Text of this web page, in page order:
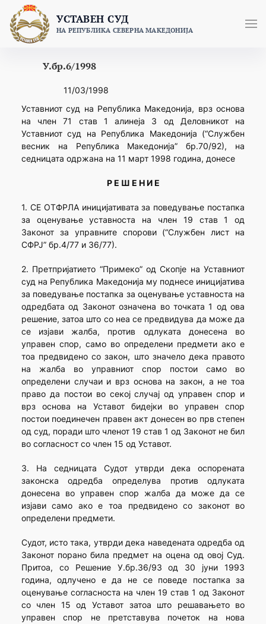
content
УСТАВЕН СУД
НА РЕПУБЛИКА СЕВЕРНА МАКЕДОНИЈА
У.бр.6/1998
11/03/1998
Уставниот суд на Република Македонија, врз основа
на член 71 став 1 алинеја 3 од Деловникот на
Уставниот суд на Република Македонија (“Службен
весник на Република Македонија” бр.70/92), на
седницата одржана на 11 март 1998 година, донесе
Р Е Ш Е Н И Е
1. СЕ ОТФРЛА иницијативата за поведување постапка
за оценување уставноста на член 19 став 1 од
Законот за управните спорови (“Службен лист на
СФРЈ” бр.4/77 и 36/77).
2. Претпријатието “Примеко” од Скопје на Уставниот
суд на Република Македонија му поднесе иницијатива
за поведување постапка за оценување уставноста на
одредбата од Законот означена во точката 1 од ова
решение, затоа што со неа се предвидува да може да
се изјави жалба, против одлуката донесена во
управен спор, само во определени предмети ако е
тоа предвидено со закон, што значело дека правото
на жалба во управниот спор постои само во
определени случаи и врз основа на закон, а не тоа
право да постои во секој случај од управен спор и
врз основа на Уставот бидејки во управен спор
постои поединечен правен акт донесен во прв степен
од суд, поради што членот 19 став 1 од Законот не бил
во согласност со член 15 од Уставот.
3. На седницата Судот утврди дека оспорената
законска одредба определува против одлуката
донесена во управен спор жалба да може да се
изјави само ако е тоа предвидено со законот во
определени предмети.
Судот, исто така, утврди дека наведената одредба од
Законот порано била предмет на оцена од овој Суд.
Притоа, со Решение У.бр.36/93 од 30 јуни 1993
година, одлучено е да не се поведе постапка за
оценување согласноста на член 19 став 1 од Законот
со член 15 од Уставот затоа што решавањето во
управен спор не претставува почеток на нова